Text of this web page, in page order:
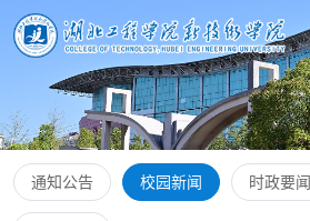
通知公告 校园新闻 时政要闻